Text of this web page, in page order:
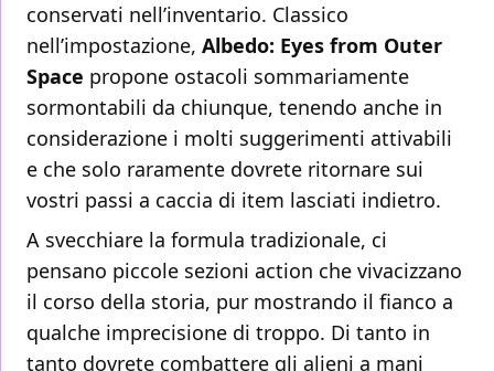
conservati nell’inventario. Classico
nell’impostazione, Albedo: Eyes from Outer
Space propone ostacoli sommariamente
sormontabili da chiunque, tenendo anche in
considerazione i molti suggerimenti attivabili
e che solo raramente dovrete ritornare sui
vostri passi a caccia di item lasciati indietro.
A svecchiare la formula tradizionale, ci
pensano piccole sezioni action che vivacizzano
il corso della storia, pur mostrando il fianco a
qualche imprecisione di troppo. Di tanto in
tanto dovrete combattere gli alieni a mani